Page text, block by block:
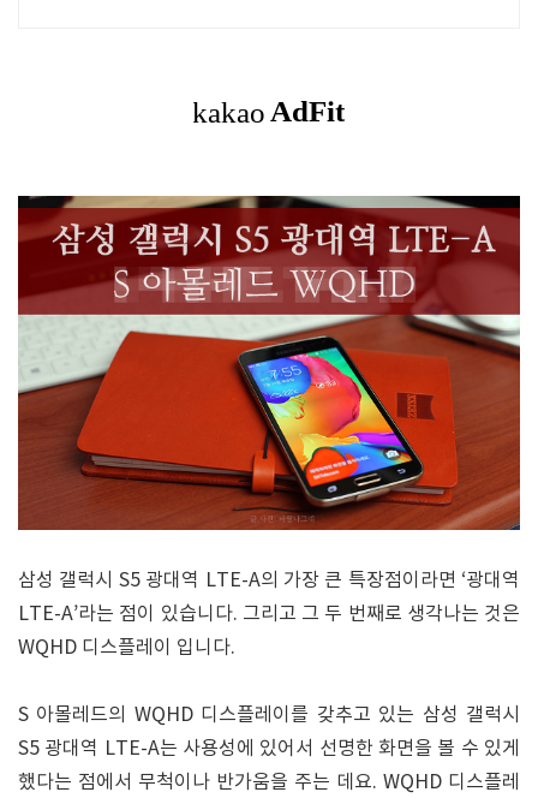
삼성 갤럭시 S5 광대역 LTE-A의 가장 큰 특장점이라면 ‘광대역
LTE-A’라는 점이 있습니다. 그리고 그 두 번째로 생각나는 것은
WQHD 디스플레이 입니다.
S 아몰레드의 WQHD 디스플레이를 갖추고 있는 삼성 갤럭시
S5 광대역 LTE-A는 사용성에 있어서 선명한 화면을 볼 수 있게
했다는 점에서 무척이나 반가움을 주는 데요. WQHD 디스플레